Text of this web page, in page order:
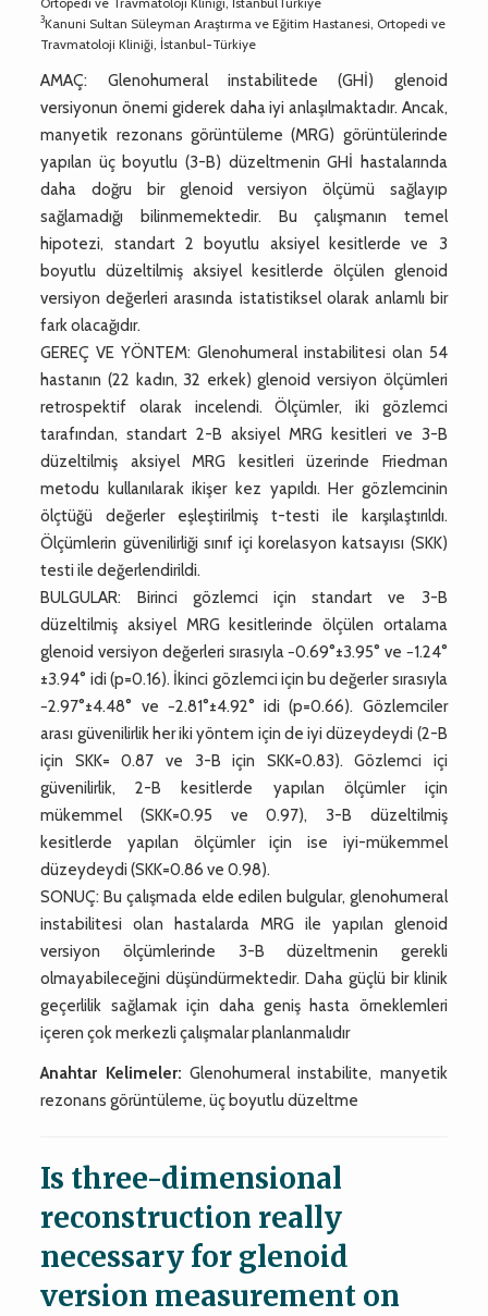
3Kanuni Sultan Süleyman Araştırma ve Eğitim Hastanesi, Ortopedi ve
Travmatoloji Kliniği, İstanbul-Türkiye
AMAÇ: Glenohumeral instabilitede (GHİ) glenoid
versiyonun önemi giderek daha iyi anlaşılmaktadır. Ancak,
manyetik rezonans görüntüleme (MRG) görüntülerinde
yapılan üç boyutlu (3-B) düzeltmenin GHİ hastalarında
daha doğru bir glenoid versiyon ölçümü sağlayıp
sağlamadığı bilinmemektedir. Bu çalışmanın temel
hipotezi, standart 2 boyutlu aksiyel kesitlerde ve 3
boyutlu düzeltilmiş aksiyel kesitlerde ölçülen glenoid
versiyon değerleri arasında istatistiksel olarak anlamlı bir
fark olacağıdır.
GEREÇ VE YÖNTEM: Glenohumeral instabilitesi olan 54
hastanın (22 kadın, 32 erkek) glenoid versiyon ölçümleri
retrospektif olarak incelendi. Ölçümler, iki gözlemci
tarafından, standart 2-B aksiyel MRG kesitleri ve 3-B
düzeltilmiş aksiyel MRG kesitleri üzerinde Friedman
metodu kullanılarak ikişer kez yapıldı. Her gözlemcinin
ölçtüğü değerler eşleştirilmiş t-testi ile karşılaştırıldı.
Ölçümlerin güvenilirliği sınıf içi korelasyon katsayısı (SKK)
testi ile değerlendirildi.
BULGULAR: Birinci gözlemci için standart ve 3-B
düzeltilmiş aksiyel MRG kesitlerinde ölçülen ortalama
glenoid versiyon değerleri sırasıyla −0.69°±3.95° ve −1.24°
±3.94° idi (p=0.16). İkinci gözlemci için bu değerler sırasıyla
−2.97°±4.48° ve −2.81°±4.92° idi (p=0.66). Gözlemciler
arası güvenilirlik her iki yöntem için de iyi düzeydeydi (2-B
için SKK= 0.87 ve 3-B için SKK=0.83). Gözlemci içi
güvenilirlik, 2-B kesitlerde yapılan ölçümler için
mükemmel (SKK=0.95 ve 0.97), 3-B düzeltilmiş
kesitlerde yapılan ölçümler için ise iyi-mükemmel
düzeydeydi (SKK=0.86 ve 0.98).
SONUÇ: Bu çalışmada elde edilen bulgular, glenohumeral
instabilitesi olan hastalarda MRG ile yapılan glenoid
versiyon ölçümlerinde 3-B düzeltmenin gerekli
olmayabileceğini düşündürmektedir. Daha güçlü bir klinik
geçerlilik sağlamak için daha geniş hasta örneklemleri
içeren çok merkezli çalışmalar planlanmalıdır
Anahtar Kelimeler: Glenohumeral instabilite, manyetik
rezonans görüntüleme, üç boyutlu düzeltme
Is three-dimensional
reconstruction really
necessary for glenoid
version measurement on